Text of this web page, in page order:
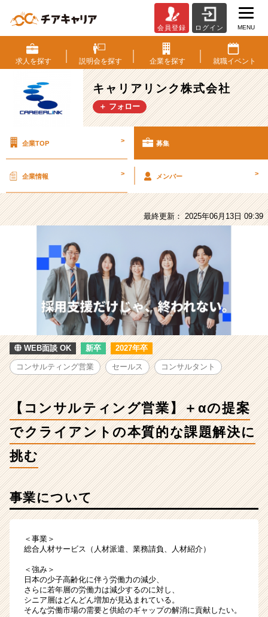
ャ
リ
ア
リ
ン
ク
社
用/
ン
サ
ル
テ
ィ
ン
グ
営
業】
＋
提
案
で
ト
質
な
課
題
解
会員登録 ログイン MENU
求人を探す 説明会を探す 企業を探す 就職イベント
キャリアリンク株式会社
＋ フォロー
企業TOP > 募集
企業情報 > メンバー >
最終更新： 2025年06月13日 09:39
WEB面談 OK 新卒 2027年卒
コンサルティング営業 セールス コンサルタント
【コンサルティング営業】＋αの提案
でクライアントの本質的な課題解決に
挑む
事業について
＜事業＞
総合人材サービス（人材派遣、業務請負、人材紹介）
＜強み＞
日本の少子高齢化に伴う労働力の減少、
さらに若年層の労働力は減少するのに対し、
シニア層はどんどん増加が見込まれている。
そんな労働市場の需要と供給のギャップの解消に貢献したい。